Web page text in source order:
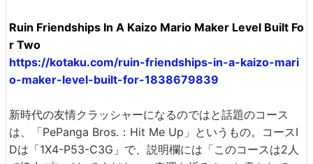
Ruin Friendships In A Kaizo Mario Maker Level Built Fo
r Two
https://kotaku.com/ruin-friendships-in-a-kaizo-mari
o-maker-level-built-for-1838679839
新時代の友情クラッシャーになるのではと話題のコース
は、「PePanga Bros.：Hit Me Up」というもの。コースI
Dは「1X4-P53-C3G」で、説明欄には「このコースは2人